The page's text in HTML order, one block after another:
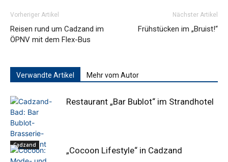
Vorheriger Artikel
Reisen rund um Cadzand im
ÖPNV mit dem Flex-Bus
Nächster Artikel
Frühstücken im „Bruist!“
Verwandte Artikel Mehr vom Autor
Cadzand
Restaurant „Bar Bublot“ im Strandhotel
„Cocoon Lifestyle“ in Cadzand